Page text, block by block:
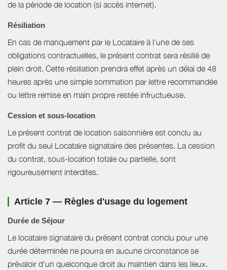
de la période de location (si accès internet).
Résiliation
En cas de manquement par le Locataire à l’une de ses
obligations contractuelles, le présent contrat sera résilié de
plein droit. Cette résiliation prendra effet après un délai de 48
heures après une simple sommation par lettre recommandée
ou lettre remise en main propre restée infructueuse.
Cession et sous-location
Le présent contrat de location saisonnière est conclu au
profit du seul Locataire signataire des présentes. La cession
du contrat, sous-location totale ou partielle, sont
rigoureusement interdites.
Article 7 — Règles d'usage du logement
Durée de Séjour
Le locataire signataire du présent contrat conclu pour une
durée déterminée ne pourra en aucune circonstance se
prévaloir d'un quelconque droit au maintien dans les lieux.